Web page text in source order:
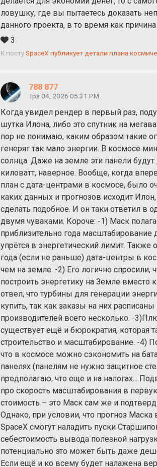
ловушку, где вы пытаетесь доказать
данного проекта, в то время как
3
К постуSpaceX публикует детали плана
788 877
Тра 04, 2026 05:31 PM
Когда увидел рендер в первый раз,
шутка Илона, либо это спутник на
пор не понимаю, каким образом такие
генерят так мало энергии. В космосе
солнца. Даже на земле эти панели
киловатт, наверное. Вообще, когда
план с дата-центрами в космосе, было
каких данных и прогнозов исходит
сделать подобное. И он таки ответил в
двумя чуваками. Короче: -1) Маск
приблизительно года
упрётся в энергетический лимит. Также
года (если не раньше) дата-центры в
чем на земле. -2) Его логично спросили,
построить энергетику на Земле вместо
отвел, что турбины для генерации
купить, так как заказы на них
производителей всего несколько. -
существует ещё и бюрократия, которая
строительство и масштабирование. -4)
что в космосе можно сэкономить на
панелях (панелям не нужно защитное
предполагаю, что еще и на налогах...
про скорость масштабирования в
стоимость – это Маск сам же и
Однако, при условии, что прогноз
SpaceX смогут наладить пуски
себестоимость вывода полезной
потенциально это может быть даже
Если ещё и ко всему будет налажена